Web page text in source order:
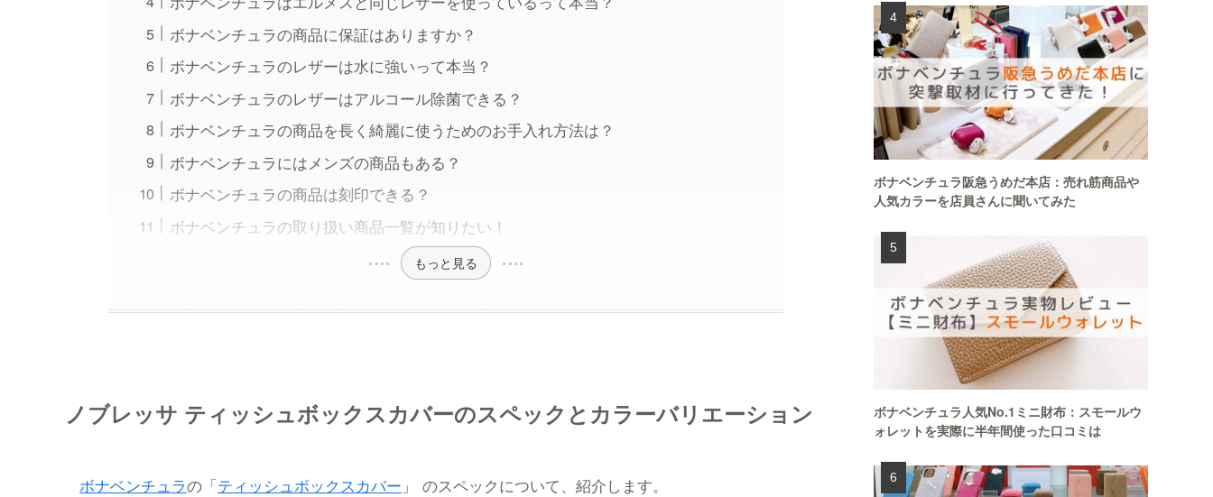
ボナベンチュラの商品に保証はありますか？
ボナベンチュラのレザーは水に強いって本当？
ボナベンチュラのレザーはアルコール除菌できる？
ボナベンチュラの商品を長く綺麗に使うためのお手入れ方法は？
ボナベンチュラにはメンズの商品もある？
ボナベンチュラの商品は刻印できる？
ボナベンチュラの取り扱い商品一覧が知りたい！
もっと見る
ノブレッサ ティッシュボックスカバーのスペックとカラーバリエーション
ボナベンチュラの「ティッシュボックスカバー 」 のスペックについて、紹介します。
ボナベンチュラ阪急うめだ本店：売れ筋商品や
人気カラーを店員さんに聞いてみた
ボナベンチュラ人気No.1ミニ財布：スモールウ
ォレットを実際に半年間使った口コミは